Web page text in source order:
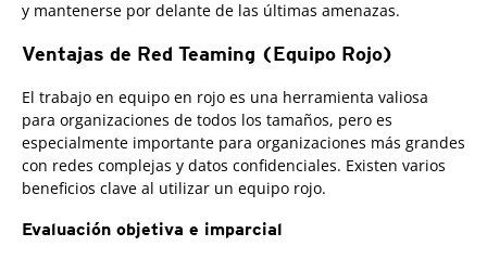
y mantenerse por delante de las últimas amenazas.
Ventajas de Red Teaming (Equipo Rojo)
El trabajo en equipo en rojo es una herramienta valiosa
para organizaciones de todos los tamaños, pero es
especialmente importante para organizaciones más grandes
con redes complejas y datos confidenciales. Existen varios
beneficios clave al utilizar un equipo rojo.
Evaluación objetiva e imparcial